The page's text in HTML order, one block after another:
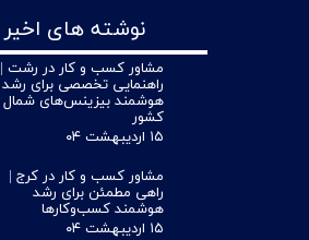
نوشته های اخیر
مشاور کسب و کار در رشت |
راهنمایی تخصصی برای رشد
هوشمند بیزینس‌های شمال
کشور
۱۵ اردیبهشت ۰۴
مشاور کسب و کار در کرج |
راهی مطمئن برای رشد
هوشمند کسب‌وکارها
۱۵ اردیبهشت ۰۴